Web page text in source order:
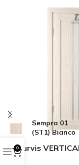
Iekšdurvis
Iekšdurvis
Sempra 01
(ST1) Bianco
0